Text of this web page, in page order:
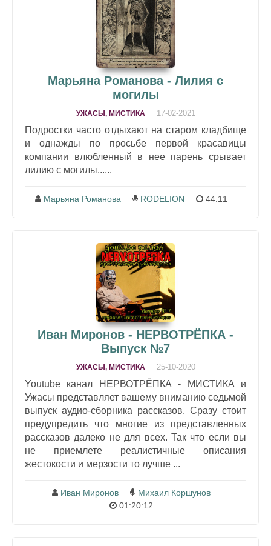
Марьяна Романова - Лилия с
могилы
УЖАСЫ, МИСТИКА 17-02-2021
Подростки часто отдыхают на старом кладбище
и однажды по просьбе первой красавицы
компании влюбленный в нее парень срывает
лилию с могилы......
Марьяна Романова RODELION 44:11
Иван Миронов - НЕРВОТРЁПКА -
Выпуск №7
УЖАСЫ, МИСТИКА 25-10-2020
Youtube канал НЕРВОТРЁПКА - МИСТИКА и
Ужасы представляет вашему вниманию седьмой
выпуск аудио-сборника рассказов. Сразу стоит
предупредить что многие из представленных
рассказов далеко не для всех. Так что если вы
не приемлете реалистичные описания
жестокости и мерзости то лучше ...
Иван Миронов
Михаил Коршунов
01:20:12